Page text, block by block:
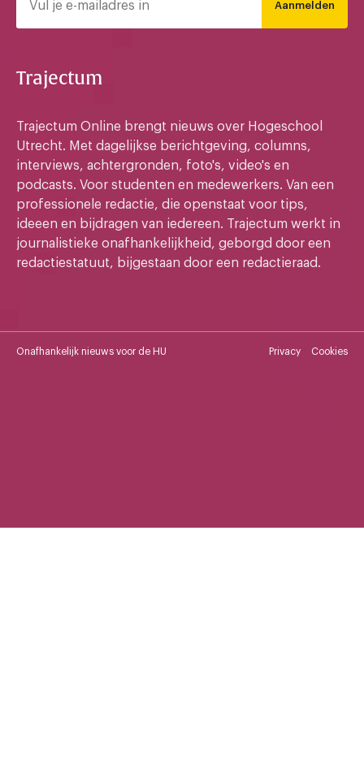
Aanmelden
Trajectum
Trajectum Online brengt nieuws over Hogeschool
Utrecht. Met dagelijkse berichtgeving, columns,
interviews, achtergronden, foto's, video's en
podcasts. Voor studenten en medewerkers. Van een
professionele redactie, die openstaat voor tips,
ideeen en bijdragen van iedereen. Trajectum werkt in
journalistieke onafhankelijkheid, geborgd door een
redactiestatuut, bijgestaan door een redactieraad.
Onafhankelijk nieuws voor de HU Privacy Cookies